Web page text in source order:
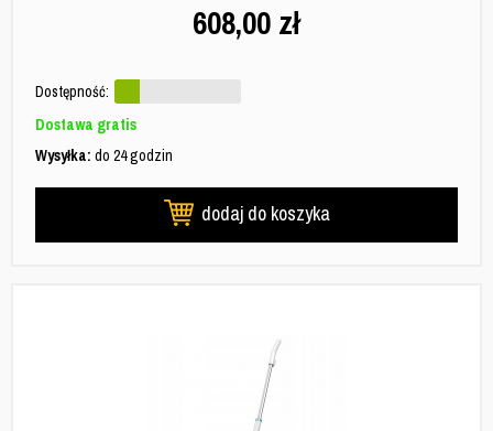
608,00 zł
Dostępność:
Dostawa gratis
Wysyłka: do 24 godzin
dodaj do koszyka